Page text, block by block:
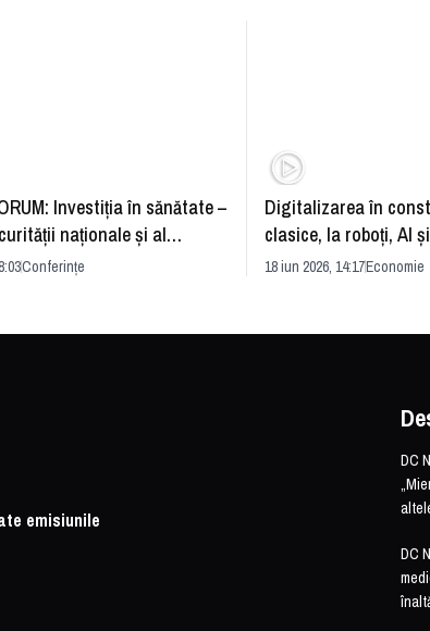
Investiția în sănătate –
naționale și al
Conferințe
Digitalizarea în
clasice, la roboți, AI
România și
18 iun 2026, 14:17Economie
emisiunile
DC
DC